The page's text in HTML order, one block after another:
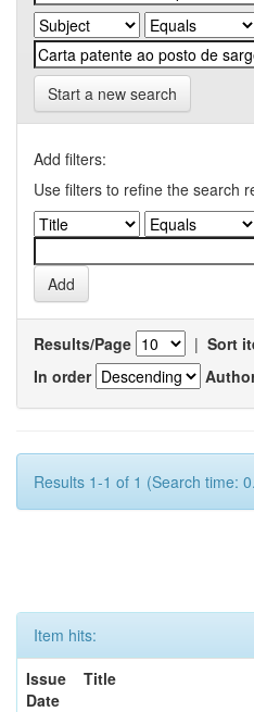
Start a new search
Add filters:
Use filters to refine the search
Results/Page | Sort
In order
Results 1-1 of 1 (Search time:
Item hits:
Issue
Date
Title